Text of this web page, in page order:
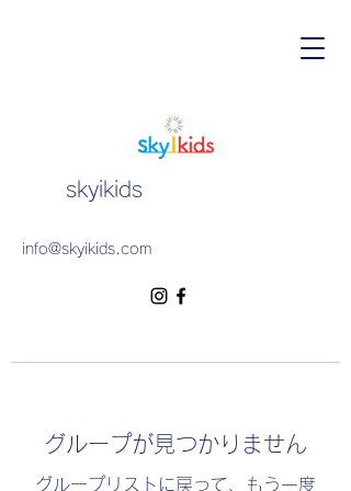
skyikids
info@skyikids.com
グループが見つかりません
グループリストに戻って、もう一度